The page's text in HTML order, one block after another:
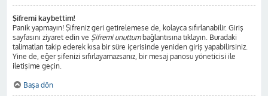
Şifremi kaybettim!
Panik yapmayın! Şifreniz geri getirelemese de, kolayca sıfırlanabilir. Giriş
sayfasını ziyaret edin ve Şifremi unuttumbağlantısına tıklayın. Buradaki
talimatları takip ederek kısa bir süre içerisinde yeniden giriş yapabilirsiniz.
Yine de, eğer şifenizi sıfırlayamazsanız, bir mesaj panosu yöneticisi ile
iletişime geçin.
Başa dön